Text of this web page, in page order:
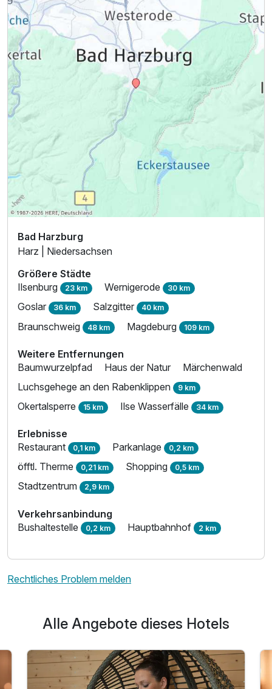
Ausstattung
Für 5 Tage p.P. ab525,00 €
4 Erwachsene und 2 Kinder
Ausstattung
Für 5 Tage 745,00 €
Bad Harzburg
Harz | Niedersachsen
Größere Städte
Ilsenburg 23 km Wernigerode 30 km
Goslar 36 km Salzgitter 40 km
Braunschweig 48 km Magdeburg 109 km
Weitere Entfernungen
Baumwurzelpfad
Haus der Natur
Märchenwald
Luchsgehege an den Rabenklippen 9 km
Okertalsperre 15 km Ilse Wasserfälle 34 km
Erlebnisse
Restaurant 0,1 km Parkanlage 0,2 km
öfftl. Therme 0,21 km Shopping 0,5 km
Stadtzentrum 2,9 km
Verkehrsanbindung
Bushaltestelle 0,2 km Hauptbahnhof 2 km
Rechtliches Problem melden
Alle Angebote dieses Hotels